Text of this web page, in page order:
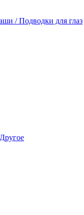
/ Подводки для глаз
Другое